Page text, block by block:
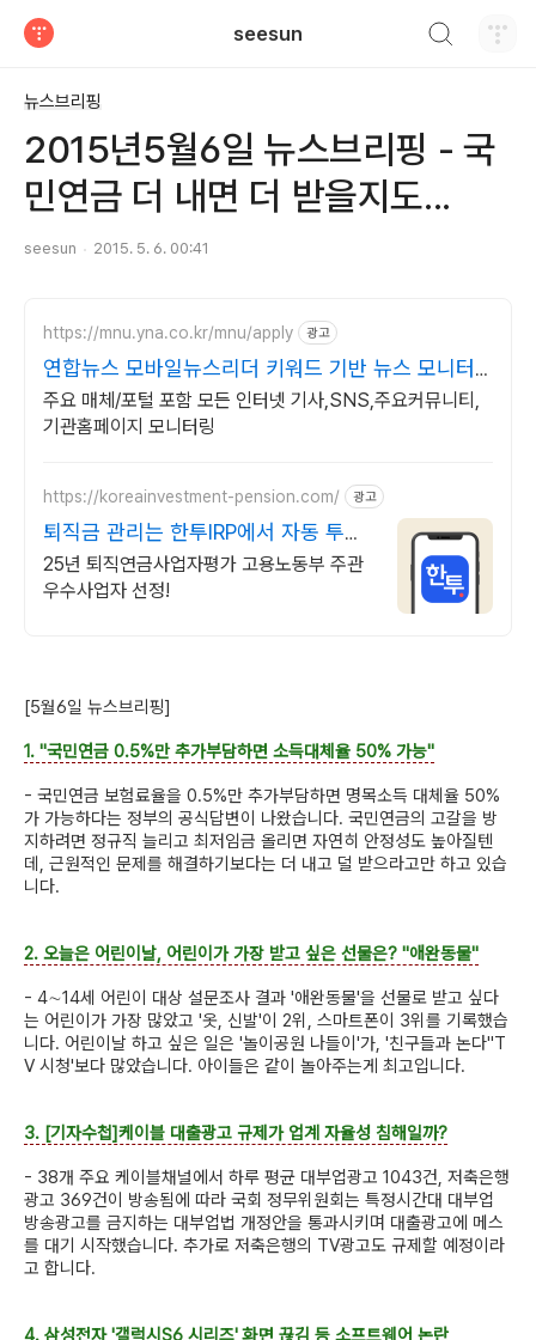
seesun
뉴스브리핑
2015년5월6일 뉴스브리핑 - 국
민연금 더 내면 더 받을지도...
seesun 2015. 5. 6. 00:41
https://mnu.yna.co.kr/mnu/apply 광고
연합뉴스 모바일뉴스리더 키워드 기반 뉴스 모니터
링
주요 매체/포털 포함 모든 인터넷 기사,SNS,주요커뮤니티,
기관홈페이지 모니터링
https://koreainvestment-pension.com/ 광고
퇴직금 관리는 한투IRP에서 자동 투자
하는 적립식 ETF
25년 퇴직연금사업자평가 고용노동부 주관
우수사업자 선정!
[5월6일 뉴스브리핑]
1. "국민연금 0.5%만 추가부담하면 소득대체율 50% 가능"
- 국민연금 보험료율을 0.5%만 추가부담하면 명목소득 대체율 50%
가 가능하다는 정부의 공식답변이 나왔습니다. 국민연금의 고갈을 방
지하려면 정규직 늘리고 최저임금 올리면 자연히 안정성도 높아질텐
데, 근원적인 문제를 해결하기보다는 더 내고 덜 받으라고만 하고 있습
니다.
2. 오늘은 어린이날, 어린이가 가장 받고 싶은 선물은? "애완동물"
- 4∼14세 어린이 대상 설문조사 결과 '애완동물'을 선물로 받고 싶다
는 어린이가 가장 많았고 '옷, 신발'이 2위, 스마트폰이 3위를 기록했습
니다. 어린이날 하고 싶은 일은 '놀이공원 나들이'가, '친구들과 논다''T
V 시청'보다 많았습니다. 아이들은 같이 놀아주는게 최고입니다.
3. [기자수첩]케이블 대출광고 규제가 업계 자율성 침해일까?
- 38개 주요 케이블채널에서 하루 평균 대부업광고 1043건, 저축은행
광고 369건이 방송됨에 따라 국회 정무위원회는 특정시간대 대부업
방송광고를 금지하는 대부업법 개정안을 통과시키며 대출광고에 메스
를 대기 시작했습니다. 추가로 저축은행의 TV광고도 규제할 예정이라
고 합니다.
4. 삼성전자 '갤럭시S6 시리즈' 화면 끊김 등 소프트웨어 논란